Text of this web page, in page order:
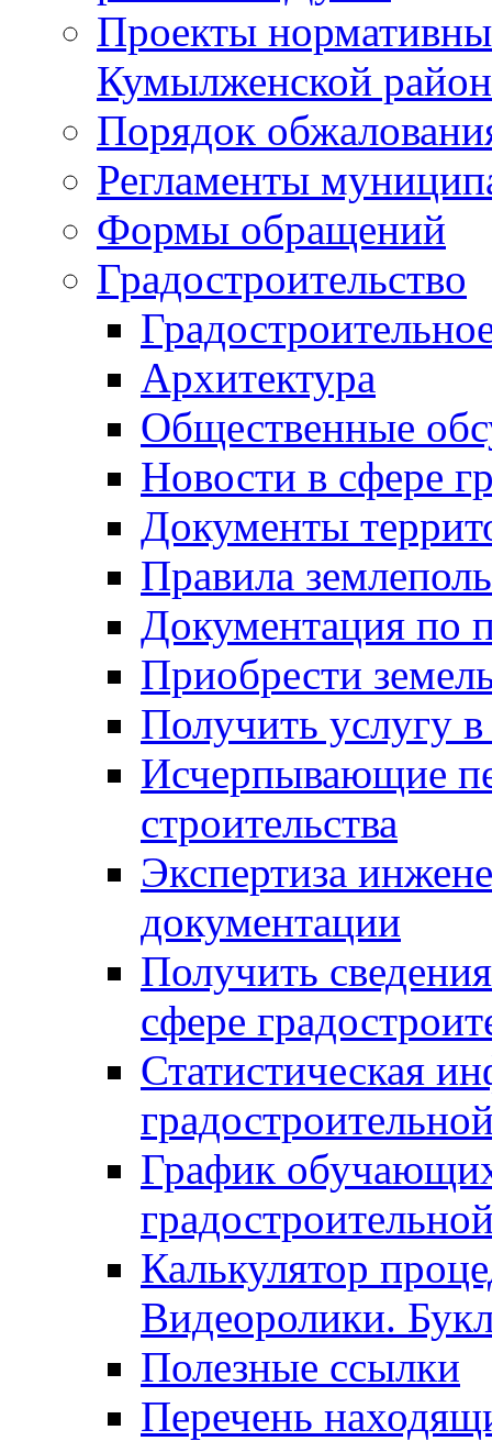
Проекты
Кумылженской
Порядок
Регламенты
Формы обращений
Градостроительство
Архитектура
Общественные
Новости в сфере
Документы
Правила
Документация по
Приобрести
Получить услугу в
Исчерпывающие
строительства
Экспертиза
документации
Получить
сфере
Статистическая
График
Калькулятор
Видеоролики.
Полезные ссылки
Перечень